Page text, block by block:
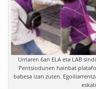
Urriaren 6an ELA eta LAB
Pentsiodunen hainbat
babesa izan zuten.